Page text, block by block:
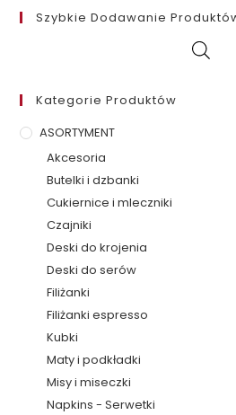
Szybkie Dodawanie
Kategorie Produktów
ASORTYMENT
Akcesoria
Butelki i dzbanki
Cukiernice i mleczniki
Czajniki
Deski do krojenia
Deski do serów
Filiżanki
Filiżanki espresso
Kubki
Maty i podkładki
Misy i miseczki
Napkins - Serwetki